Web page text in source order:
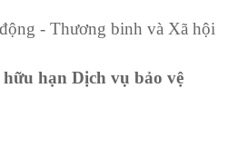
- Thương binh và Xã hội
hạn Dịch vụ bảo vệ